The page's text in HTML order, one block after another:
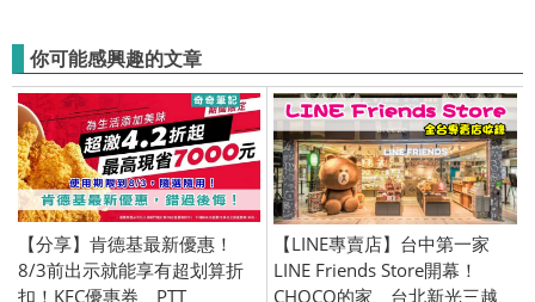
你可能感興趣的文章
【分享】肯德基最新優惠！
8/3前出示就能享有超划算折
扣！KFC優惠券、PTT
【LINE專賣店】台中第一家
LINE Friends Store開幕！
CHOCO的家、台北新光三越、